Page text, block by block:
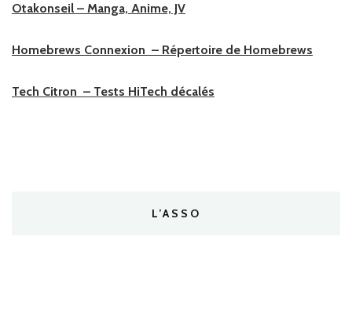
Otakonseil – Manga, Anime, JV
Homebrews Connexion – Répertoire de Homebrews
Tech Citron – Tests HiTech décalés
L’ASSO